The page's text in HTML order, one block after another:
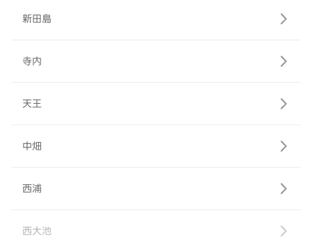
新田島
寺内
天王
中畑
西浦
西大池